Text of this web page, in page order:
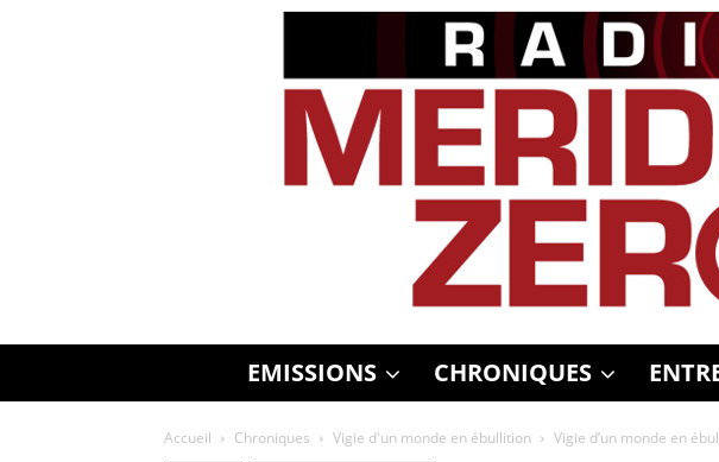
EMISSIONS CHRONIQUES
Accueil Chroniques Vigie d'un monde en ébullition Vigie d’un monde en